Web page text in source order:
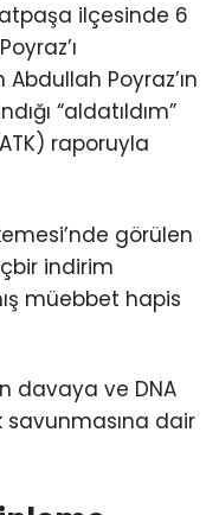
ilçesinde 6
Poyraz’ın
“aldatıldım”
raporuyla
görülen
indirim
müebbet hapis
davaya ve DNA
savunmasına dair